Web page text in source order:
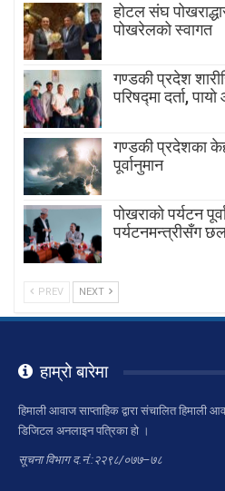
होटल संघ
पोखरेलको स्वागत
गण्डकी प्रदेश
परिषद्मा दर्ता,
गण्डकी प्रदेशका
पूर्वानुमान
पाेखराकाे पर्यटन
पर्यटनमन्त्रीसँग
PREV NEXT
हाम्रो बारेमा
हिमाली आवाज साप्ताहिक द्वारा संचालित हिमाली
डिजिटल अनलाइन पत्रिका हो ।
सूचना विभाग द.नं.:२२९८/०७७–७८